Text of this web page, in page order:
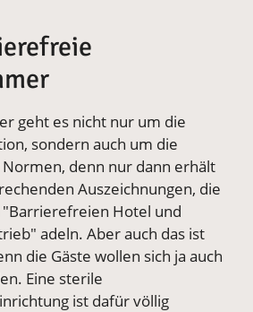
geht es nicht nur um die
sondern auch um die
denn nur dann erhält
Auszeichnungen, die
"Barrierefreien Hotel und
adeln. Aber auch das ist
die Gäste wollen sich ja auch
Eine sterile
ist dafür völlig